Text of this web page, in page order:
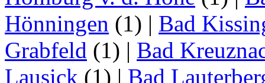
Hönningen (1) | Bad
Grabfeld (1) | Bad
Lausick (1) | Bad